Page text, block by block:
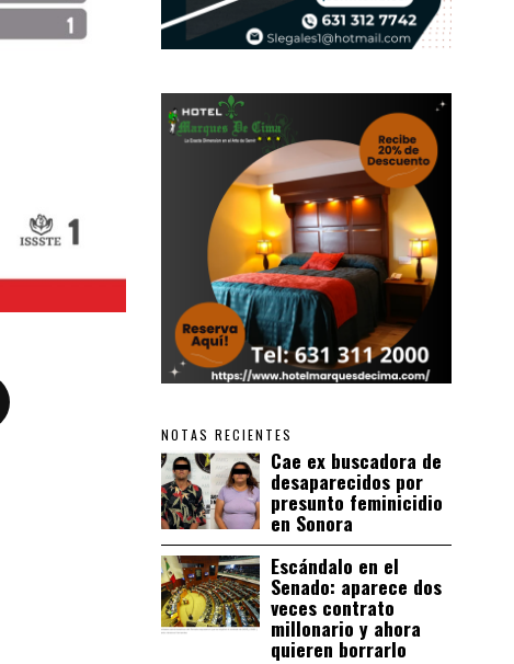
NOTAS RECIENTES
Cae ex buscadora de
desaparecidos por
presunto feminicidio
en Sonora
Escándalo en el
Senado: aparece dos
veces contrato
millonario y ahora
quieren borrarlo